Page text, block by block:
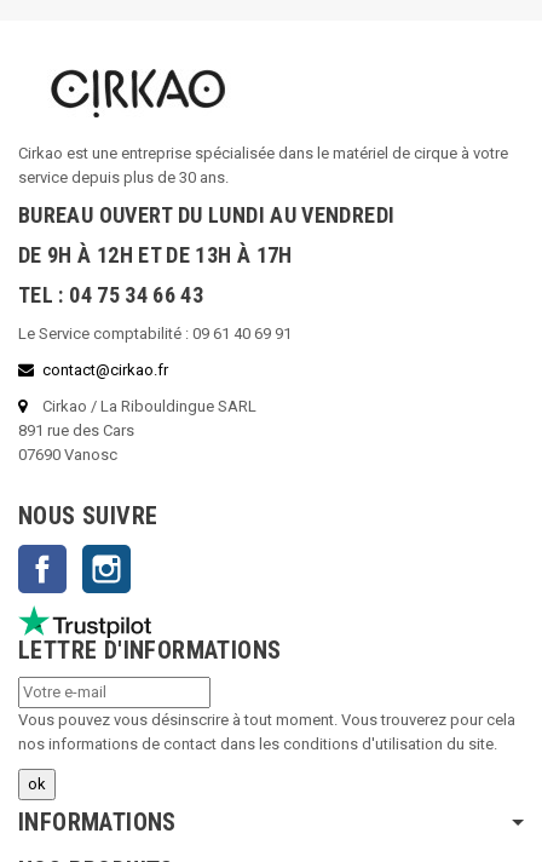
Cirkao est une entreprise spécialisée dans le matériel de cirque à votre
service depuis plus de 30 ans.
BUREAU OUVERT DU LUNDI AU VENDREDI
DE 9H À 12H ET DE 13H À 17H
TEL : 04 75 34 66 43
Le Service comptabilité : 09 61 40 69 91
contact@cirkao.fr
Cirkao / La Ribouldingue SARL
891 rue des Cars
07690 Vanosc
NOUS SUIVRE
Facebook
LETTRE D'INFORMATIONS
Vous pouvez vous désinscrire à tout moment. Vous trouverez pour cela
nos informations de contact dans les conditions d'utilisation du site.
INFORMATIONS